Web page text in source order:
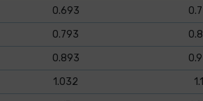
0.693
0.793
0.893
1.032
1.1